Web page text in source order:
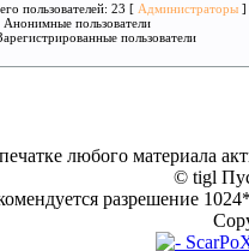
пользователей: 23 [ Администраторы
Анонимные пользователи
пользователи
любого материала
© tigl
разрешение